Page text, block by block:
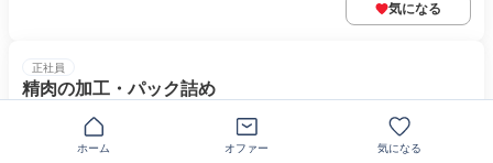
気になる
正社員
精肉の加工・パック詰め
業界トップクラスの安定企業*年間休日117日/最大6連休◎未経験か
ホーム オファー 気になる